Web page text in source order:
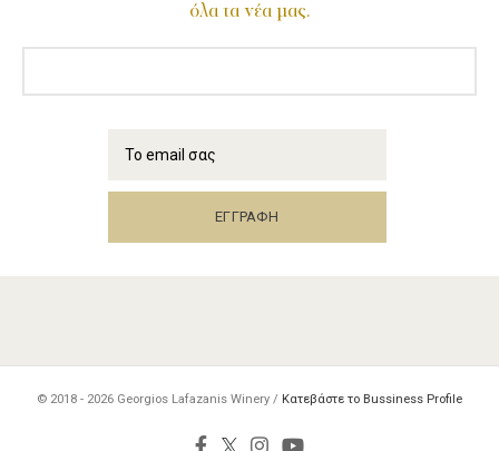
όλα τα νέα μας.
© 2018 - 2026 Georgios Lafazanis Winery / Κατεβάστε το Bussiness Profile